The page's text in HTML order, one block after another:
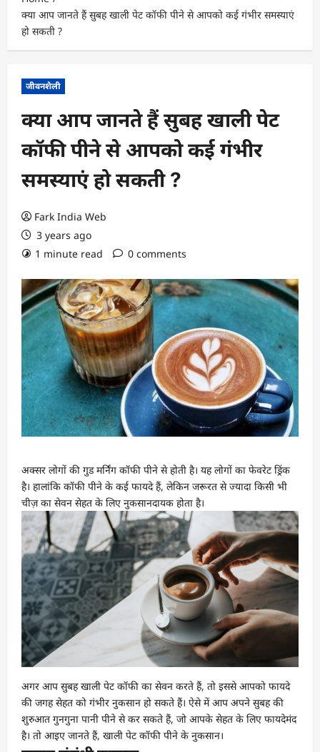
क्या आप जानते हैं सुबह खाली पेट कॉफी पीने से आपको कई गंभीर समस्याएं
हो सकती ?
जीवनशैली
क्या आप जानते हैं सुबह खाली पेट
कॉफी पीने से आपको कई गंभीर
समस्याएं हो सकती ?
Fark India Web
3 years ago
1 minute read
0 comments
अक्सर लोगों की गुड मर्निंग कॉफी पीने से होती है। यह लोगों का फेवरेट ड्रिंक
है। हालांकि कॉफी पीने के कई फायदे हैं, लेकिन जरूरत से ज्यादा किसी भी
चीज़ का सेवन सेहत के लिए नुकसानदायक होता है।
अगर आप सुबह खाली पेट कॉफी का सेवन करते हैं, तो इससे आपको फायदे
की जगह सेहत को गंभीर नुकसान हो सकते हैं। ऐसे में आप अपने सुबह की
शुरुआत गुनगुना पानी पीने से कर सकते हैं, जो आपके सेहत के लिए फायदेमंद
है। तो आइए जानते हैं, खाली पेट कॉफी पीने के नुकसान।